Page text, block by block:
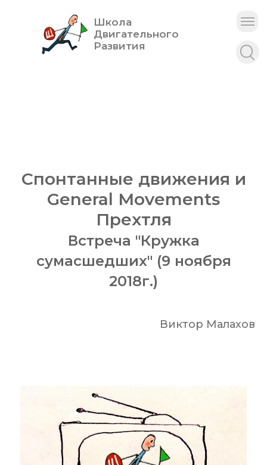
Школа
Двигательного
Развития
Спонтанные движения и
General Movements
Прехтля
Встреча "Кружка
сумасшедших" (9 ноября
2018г.)
Виктор Малахов